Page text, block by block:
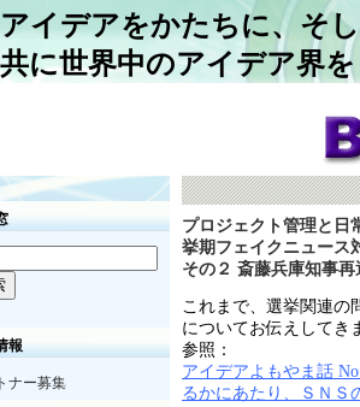
アイデアをかたちに、そ
に世界中のアイデア界
報
ナー募集
プロジェクト管理と日
挙期フェイクニュース
その２ 斎藤兵庫知事
これまで、選挙関連の
についてお伝えしてき
参照：
アイデアよもやま話
るかにあたり、ＳＮＳ